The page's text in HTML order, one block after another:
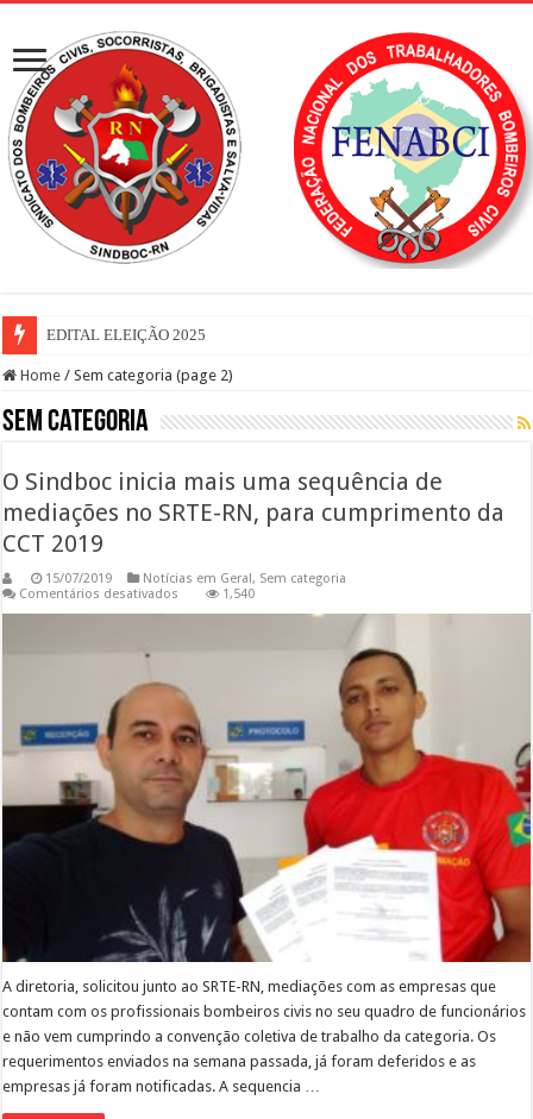
EDITAL ELEIÇÃO 2025
Home / Sem categoria (page 2)
Sem categoria
O Sindboc inicia mais uma sequência de
mediações no SRTE-RN, para cumprimento da
CCT 2019
15/07/2019 Notícias em Geral, Sem categoria
Comentários desativados
sequência
de
mediações
no
SRTE-
RN,
para
cumprimento
da
CCT
2019
1,540
A diretoria, solicitou junto ao SRTE-RN, mediações com as empresas que
contam com os profissionais bombeiros civis no seu quadro de funcionários
e não vem cumprindo a convenção coletiva de trabalho da categoria. Os
requerimentos enviados na semana passada, já foram deferidos e as
empresas já foram notificadas. A sequencia …